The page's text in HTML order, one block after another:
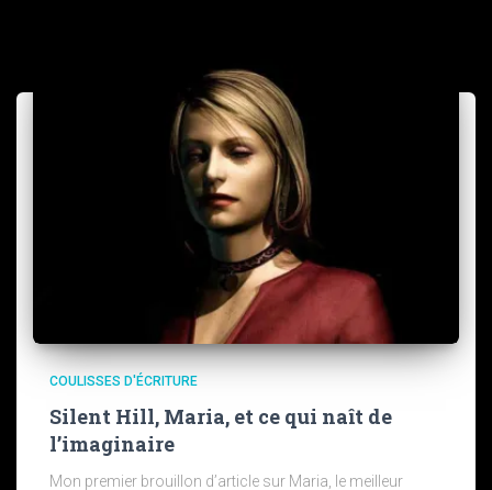
COULISSES D'ÉCRITURE
Silent Hill, Maria, et ce qui naît de
l’imaginaire
Mon premier brouillon d’article sur Maria, le meilleur